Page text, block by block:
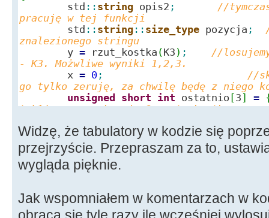
losuj_opis(
//
FUNKCJA POWODUJĄCA PIERWSZY
//...i jeszcze kilka
wypełniających cechy
std :: string opis2 ;
//
pracuję w tej funkcji
std :: string :: size_type pozycja ;
znalezionego stringu
y = rzut_kostka (K3 ) ;
//
- K3. Możwliwe wyniki 1,2,3.
x = 0 ;
//
go tylko zeruję, za chwilę będę z
unsigned short int ostatnio [3] =
tablica- przechowuje 3 rzuty kostką.
//wypełniam tablicę rzutami
był inny
for(int i=0; i<y;i++)
{
{
do{ostatnio[1] =
Widzę, że tabulatory w kodzie się
przejrzyście. Przepraszam za to,
wygląda pięknie.
Jak wspomniałem w komentarzach w
obraca się tyle razy ile wcześniej